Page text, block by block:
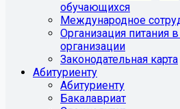
обучающихся
Международное
Организация питания
организации
Законодательная карта
Абитуриенту
Абитуриенту
Бакалавриат